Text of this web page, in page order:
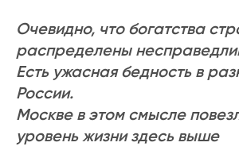
Очевидно, что богатства
распределены
Есть ужасная бедность в
России.
Москве в этом смысле
уровень жизни здесь выше